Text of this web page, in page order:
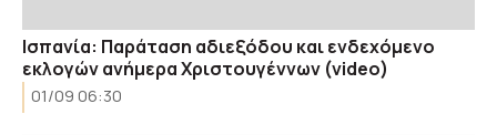
Ισπανία: Παράταση αδιεξόδου και ενδεχόμενο
εκλογών ανήμερα Χριστουγέννων (video)
01/09 06:30